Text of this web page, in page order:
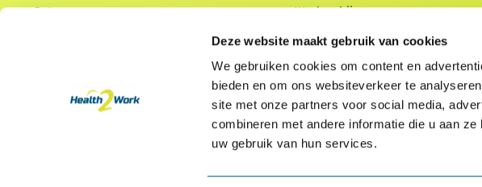
Deze website maakt gebruik van cookies
We gebruiken cookies om content en
bieden en om ons websiteverkeer te
site met onze partners voor social media,
combineren met andere informatie die u aan
uw gebruik van hun services.
Retourneren
Contact
Werken bij
Innovaties
Duurzaamheid
Ergonomiegids